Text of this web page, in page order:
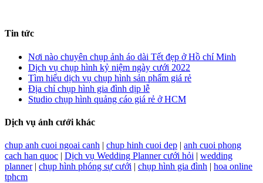
Tin tức
Nơi nào chuyên chụp ảnh áo dài Tết đẹp ở Hồ chí Minh
Dịch vụ chụp hình kỷ niệm ngày cưới 2022
Tìm hiểu dịch vụ chụp hình sản phẩm giá rẻ
Địa chỉ chụp hình gia đình dịp lễ
Studio chụp hình quảng cáo giá rẻ ở HCM
Dịch vụ ảnh cưới khác
chup anh cuoi ngoai canh | chup hinh cuoi dep | anh cuoi phong
cach han quoc | Dịch vụ Wedding Planner cưới hỏi | wedding
planner| chụp hình phóng sự cưới | chụp hình gia đình | hoa online
tphcm